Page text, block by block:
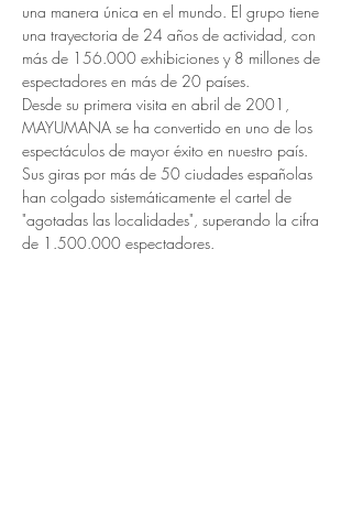
una manera única en el mundo. El grupo tiene
una trayectoria de 24 años de actividad, con
más de 156.000 exhibiciones y 8 millones de
espectadores en más de 20 países.
Desde su primera visita en abril de 2001,
MAYUMANA se ha convertido en uno de los
espectáculos de mayor éxito en nuestro país.
Sus giras por más de 50 ciudades españolas
han colgado sistemáticamente el cartel de
"agotadas las localidades", superando la cifra
de 1.500.000 espectadores.